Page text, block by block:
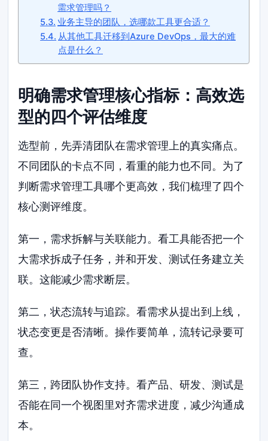
需求管理吗？
业务主导的团队，选哪款工具更合适？
从其他工具迁移到Azure DevOps，最大的难
点是什么？
明确需求管理核心指标：高效选
型的四个评估维度
选型前，先弄清团队在需求管理上的真实痛点。
不同团队的卡点不同，看重的能力也不同。为了
判断需求管理工具哪个更高效，我们梳理了四个
核心测评维度。
第一，需求拆解与关联能力。看工具能否把一个
大需求拆成子任务，并和开发、测试任务建立关
联。这能减少需求断层。
第二，状态流转与追踪。看需求从提出到上线，
状态变更是否清晰。操作要简单，流转记录要可
查。
第三，跨团队协作支持。看产品、研发、测试是
否能在同一个视图里对齐需求进度，减少沟通成
本。